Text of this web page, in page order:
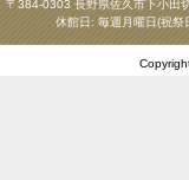
〒384-0303 長野県佐久市下小
休館日: 毎週月曜日(祝